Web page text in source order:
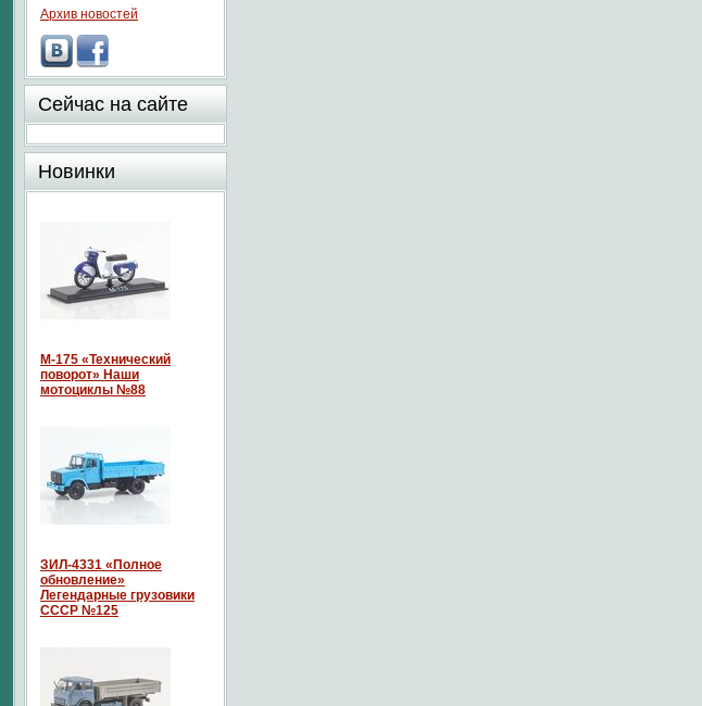
Архив новостей
Сейчас на сайте
Новинки
М-175 «Технический
поворот» Наши
мотоциклы №88
ЗИЛ-4331 «Полное
обновление»
Легендарные грузовики
СССР №125